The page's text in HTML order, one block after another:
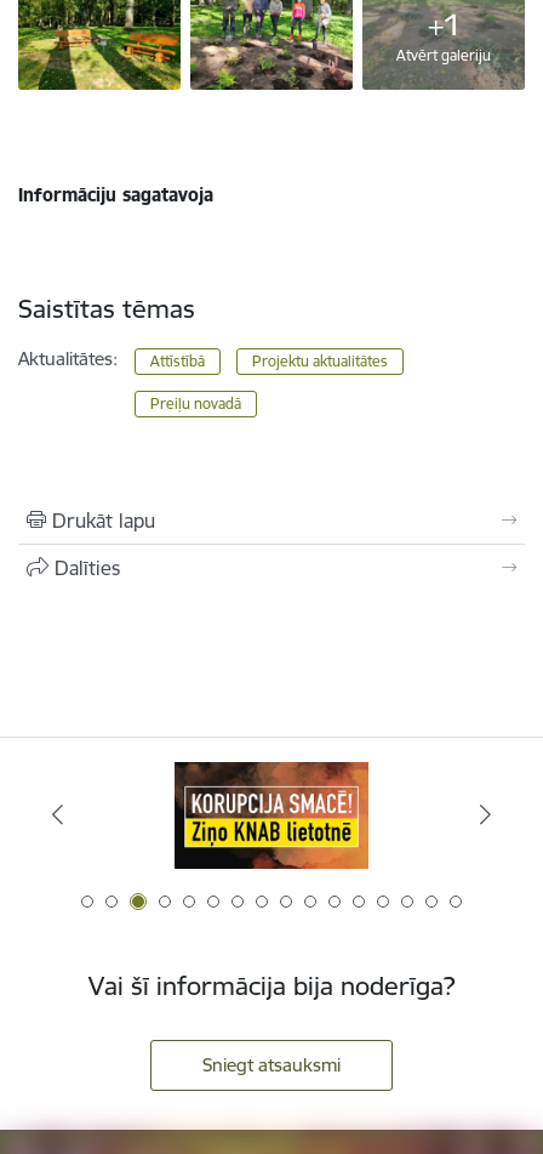
+1
Atvērt galeriju
Informāciju sagatavoja
Saistītas tēmas
Aktualitātes: Attīstībā Projektu aktualitātes
Preiļu novadā
Drukāt lapu
Dalīties
Vai šī informācija bija noderīga?
Sniegt atsauksmi